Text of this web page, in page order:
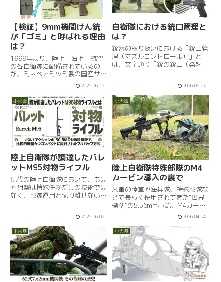
【検証】9mm機関けん銃
が「ゴミ」と呼ばれる理由
は？
1999年より、陸上・海上・航空
の各自衛隊に配備されているの
が、ミネベアミツミ製の国産サブ
マシンガン「9mm機関けん銃」
である。陸上自衛隊では機甲科や
第1空挺団、第12旅団などに、航
空自衛隊では基地警備隊に、海上
自衛隊では艦艇の乗員や立入検...
2026.06.19
自衛隊における銃口管理と
は？
銃器の取り扱いにおける「銃口管
理（マズルコントロール）」と
は、文字通り「銃の銃口（発射方
す。これは世界の軍隊や警察、さ
らには競技射撃の世界でも共通す
る「銃器取扱い」の核心であり、
この...
2026.06.07
小火器
陸上自衛隊が調達したバレ
ットM95対物ライフル
現代の陸上自衛隊において、もは
や狙撃は特殊任務だけの技術では
なく、部隊運用と切り離せない戦
てM24SWSが各部隊に配備され
てきたのに続き、2023年にはそ
の光景となる7.62mm対人...
2026.06.09
小火器
陸上自衛隊特殊部隊のM4
カービン導入の裏で
米軍の陸軍や海兵隊、特殊部隊な
どで長らく使用されてきた“世界
標準”の5.56mm小銃、M4カービ
ン。U.S. Air Force Staff Sgt.
Julius Taylor, a combat arms
training and ma...
2026.04.24
小火器 小火器